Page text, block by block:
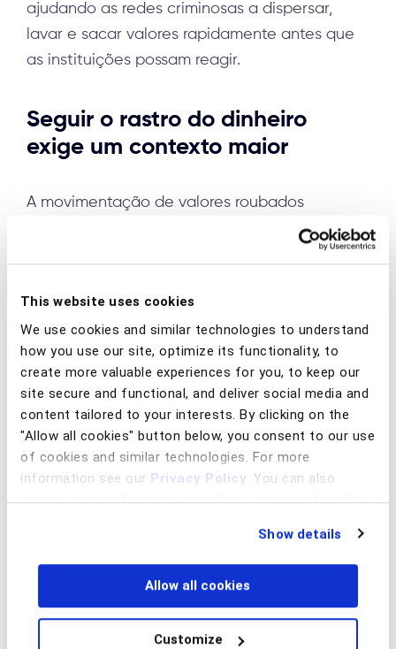
This website uses cookies
We use cookies and similar technologies to understand
how you use our site, optimize its functionality, to
create more valuable experiences for you, to keep our
site secure and functional, and deliver social media and
content tailored to your interests. By clicking on the
"Allow all cookies" button below, you consent to our use
of cookies and similar technologies. For more
information see our Privacy Policy. You can also
change your preferences regarding cookies and similar
Show details
Allow all cookies
Customize
ajudando as redes criminosas a dispersar,
lavar e sacar valores rapidamente antes que
as instituições possam reagir.
Seguir o rastro do dinheiro
exige um contexto maior
A movimentação de valores roubados
transferência. Depois de passar por contas
meio de criptoativos, carteiras digitais,
compras de bens ou outras formas de
conversão de valor projetadas para dificultar
ainda mais o rastreamento da transação.
O que mais importa não é o canal específico
em si, mas a rapidez com que as redes
criminosas conseguem dispersar os valores
Para as instituições financeiras, isso muda